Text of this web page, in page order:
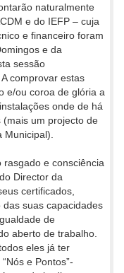
naturalmente
e do IEFP – cuja
e financeiro foram
e da
sessão
comprovar estas
e/ou coroa de glória a
onde de há
um projecto de
Municipal).
rasgado e consciência
Director da
certificados,
suas capacidades
de
aberto de trabalho.
eles já ter
e Pontos”-